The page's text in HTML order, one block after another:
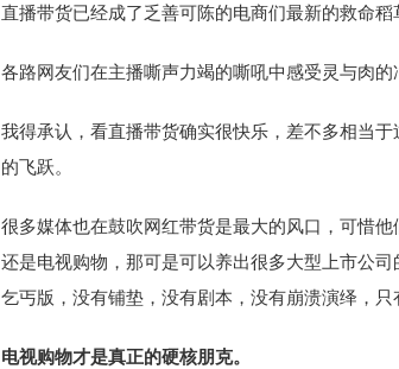
直播带货已经成了乏善可陈的电商们最新的救命稻
各路网友们在主播嘶声力竭的嘶吼中感受灵与肉
我得承认，看直播带货确实很快乐，差不多相当
的飞跃。
很多媒体也在鼓吹网红带货是最大的风口，可惜
还是电视购物，那可是可以养出很多大型上市公
乞丐版，没有铺垫，没有剧本，没有崩溃演绎，只
电视购物才是真正的硬核朋克。